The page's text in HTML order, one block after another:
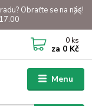
Obraťte se na nás!
Menu
0 ks
za 0 Kč